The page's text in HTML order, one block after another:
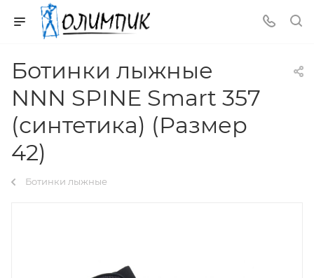
Ботинки лыжные
NNN SPINE Smart 357
(синтетика) (Размер
42)
Ботинки лыжные